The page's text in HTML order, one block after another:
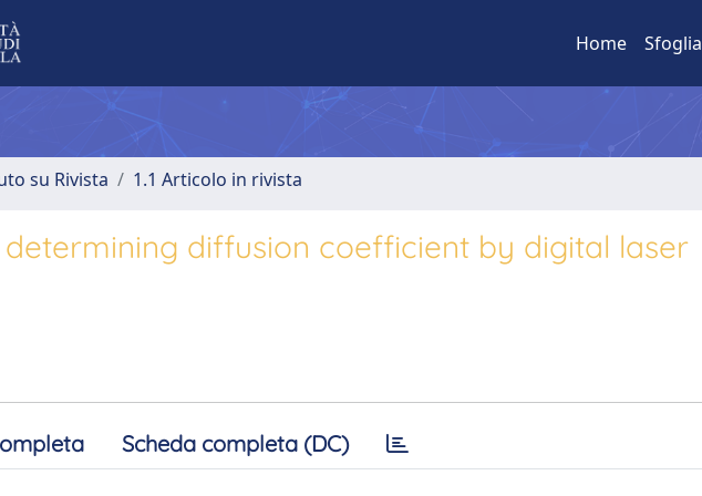
Home Sfoglia
su Rivista 1.1 Articolo in rivista
diffusion coefficient by digital laser
Scheda completa (DC)